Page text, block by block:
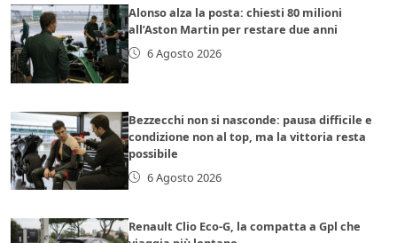
Alonso alza la posta: chiesti 80 milioni
all’Aston Martin per restare due anni
6 Agosto 2026
Bezzecchi non si nasconde: pausa difficile e
condizione non al top, ma la vittoria resta
possibile
6 Agosto 2026
Renault Clio Eco-G, la compatta a Gpl che